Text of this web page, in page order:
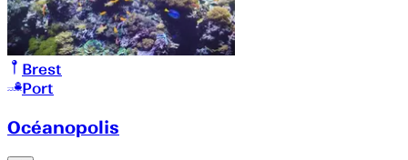
Brest
Port
Océanopolis